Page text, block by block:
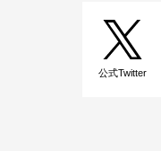
公式Twitter